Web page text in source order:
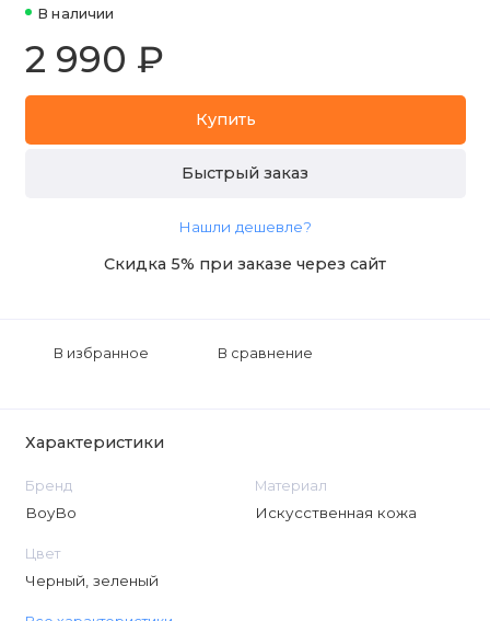
В наличии
2 990 ₽
Купить
Быстрый заказ
Нашли дешевле?
Скидка 5% при заказе через сайт
В избранное В сравнение
Характеристики
Бренд
BoyBo
Материал
Искусственная кожа
Цвет
Черный, зеленый